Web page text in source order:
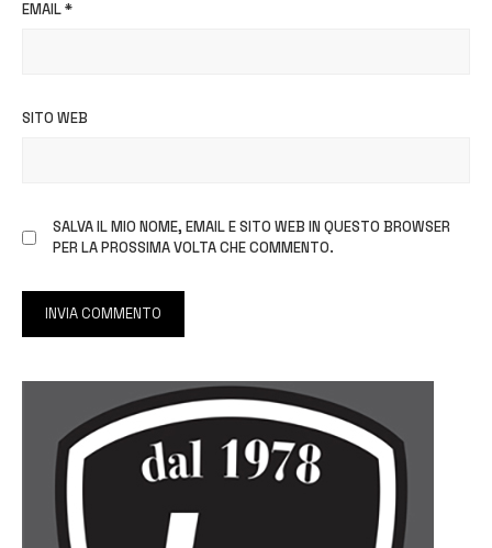
EMAIL*
SITO WEB
SALVA IL MIO NOME, EMAIL E SITO WEB IN QUESTO BROWSER
PER LA PROSSIMA VOLTA CHE COMMENTO.